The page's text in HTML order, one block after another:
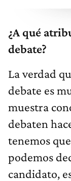
¿A qué
debate?
La verdad
debate es
muestra
debaten
tenemos
podemos
candidato,